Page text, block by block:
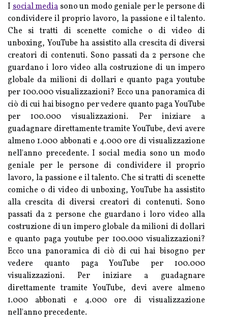
Isocial media sono un modo geniale per le persone di
condividere il proprio lavoro, la passione e il talento.
Che si tratti di scenette comiche o di video di
unboxing, YouTube ha assistito alla crescita di diversi
creatori di contenuti. Sono passati da 2 persone che
guardano i loro video alla costruzione di un impero
globale da milioni di dollari e quanto paga youtube
per 100.000 visualizzazioni? Ecco una panoramica di
ciò di cui hai bisogno per vedere quanto paga YouTube
per 100.000 visualizzazioni. Per iniziare a
guadagnare direttamente tramite YouTube, devi avere
almeno 1.000 abbonati e 4.000 ore di visualizzazione
nell'anno precedente. I social media sono un modo
geniale per le persone di condividere il proprio
lavoro, la passione e il talento. Che si tratti di scenette
comiche o di video di unboxing, YouTube ha assistito
alla crescita di diversi creatori di contenuti. Sono
passati da 2 persone che guardano i loro video alla
costruzione di un impero globale da milioni di dollari
e quanto paga youtube per 100.000 visualizzazioni?
Ecco una panoramica di ciò di cui hai bisogno per
vedere quanto paga YouTube per 100.000
visualizzazioni. Per iniziare a guadagnare
direttamente tramite YouTube, devi avere almeno
1.000 abbonati e 4.000 ore di visualizzazione
nell'anno precedente.